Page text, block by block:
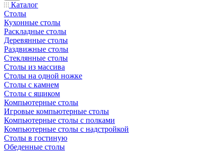
Каталог
Столы
Кухонные столы
Раскладные столы
Деревянные столы
Раздвижные столы
Стеклянные столы
Столы из массива
Столы на одной ножке
Столы с камнем
Столы с ящиком
Компьютерные столы
Игровые компьютерные столы
Компьютерные столы с полками
Компьютерные столы с надстройкой
Столы в гостиную
Обеденные столы